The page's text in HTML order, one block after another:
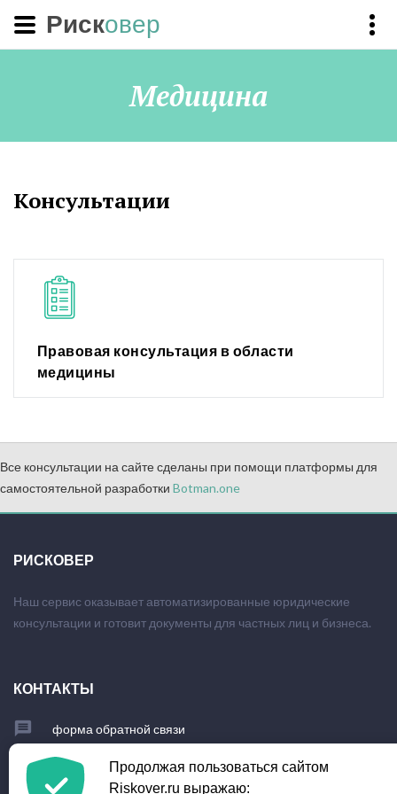
Рисковер
Медицина
Консультации
Правовая консультация в области
медицины
Все консультации на сайте сделаны при помощи платформы для
самостоятельной разработки Botman.one
РИСКОВЕР
Наш сервис оказывает автоматизированные юридические
консультации и готовит документы для частных лиц и бизнеса.
КОНТАКТЫ
форма обратной связи
+7 (903) 779-23-95Продолжая пользоваться сайтом
Riskover.ru выражаю: